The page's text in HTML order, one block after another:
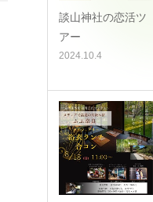
談山神社の恋活ツ
アー
2024.10.4